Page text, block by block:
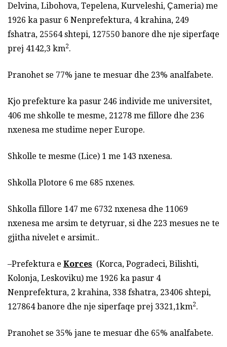
Delvina, Libohova, Tepelena, Kurveleshi, Ҫameria) me
1926 ka pasur 6 Nenprefektura, 4 krahina, 249
fshatra, 25564 shtepi, 127550 banore dhe nje siperfaqe
prej 4142,3 km2.
Pranohet se 77% jane te mesuar dhe 23% analfabete.
Kjo prefekture ka pasur 246 individe me universitet,
406 me shkolle te mesme, 21278 me fillore dhe 236
nxenesa me studime neper Europe.
Shkolle te mesme (Lice) 1 me 143 nxenesa.
Shkolla Plotore 6 me 685 nxenes.
Shkolla fillore 147 me 6732 nxenesa dhe 11069
nxenesa me arsim te detyruar, si dhe 223 mesues ne te
gjitha nivelet e arsimit..
–Prefektura e Korces (Korca, Pogradeci, Bilishti,
Kolonja, Leskoviku) me 1926 ka pasur 4
Nenprefektura, 2 krahina, 338 fshatra, 23406 shtepi,
127864 banore dhe nje siperfaqe prej 3321,1km2.
Pranohet se 35% jane te mesuar dhe 65% analfabete.